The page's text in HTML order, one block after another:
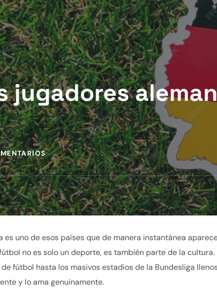
jugadores
es uno de esos países que de manera instantánea
no es solo un deporte, es también parte de la
fútbol hasta los masivos estadios de la Bundesliga
y lo ama genuinamente.